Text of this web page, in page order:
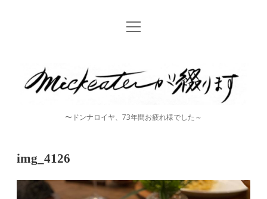
Home
open
mickeater
が
ま
す
〜ドンナロイヤ、73年間お疲れ様でした～
img_4126